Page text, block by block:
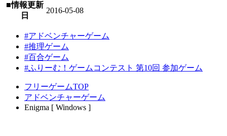
■情報更新
日
2016-05-08
#アドベンチャーゲーム
#推理ゲーム
#百合ゲーム
#ふりーむ！ゲームコンテスト 第10回 参加ゲーム
フリーゲームTOP
アドベンチャーゲーム
Enigma [ Windows ]